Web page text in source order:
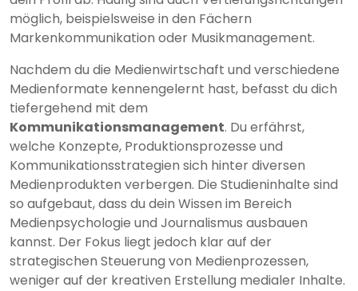
möglich, beispielsweise in den Fächern
Markenkommunikation oder Musikmanagement.
Nachdem du die Medienwirtschaft und verschiedene
Medienformate kennengelernt hast, befasst du dich
tiefergehend mit dem
Kommunikationsmanagement. Du erfährst,
welche Konzepte, Produktionsprozesse und
Kommunikationsstrategien sich hinter diversen
Medienprodukten verbergen. Die Studieninhalte sind
so aufgebaut, dass du dein Wissen im Bereich
Medienpsychologie und Journalismus ausbauen
kannst. Der Fokus liegt jedoch klar auf der
strategischen Steuerung von Medienprozessen,
weniger auf der kreativen Erstellung medialer Inhalte.